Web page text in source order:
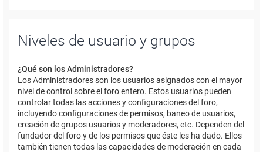
Niveles de usuario y grupos
¿Qué son los Administradores?
Los Administradores son los usuarios asignados con el mayor
nivel de control sobre el foro entero. Estos usuarios pueden
controlar todas las acciones y configuraciones del foro,
incluyendo configuraciones de permisos, baneo de usuarios,
creación de grupos usuarios y moderadores, etc. Dependen del
fundador del foro y de los permisos que éste les ha dado. Ellos
también tienen todas las capacidades de moderación en cada